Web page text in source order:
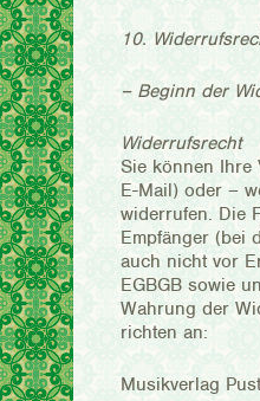
10.
– Beginn der
Widerrufsrecht
Sie können Ihre
E-Mail) oder –
widerrufen. Die
Empfänger (bei
auch nicht vor
EGBGB sowie
Wahrung der
richten an:
Musikverlag